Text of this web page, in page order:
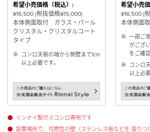
希望小売価格（税込）:
¥16,500 (税抜価格¥15,000)
本体側面取付 ガラス・パール
クリスタル・クリスタルコート
タイプ
※ コンロ天板の端から側壁まで1cm
以上必要です。
希望小売
¥16,500 (
本体側面
※ 一部ご
がござ
をご確
※ コンロ
以上必
● リンナイ製ガスコンロ専用です
● 設置場所で、可燃性の壁（ステンレス板などを 張りつ